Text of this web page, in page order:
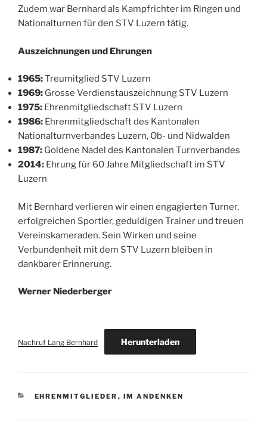
Zudem war Bernhard als Kampfrichter im Ringen und
Nationalturnen für den STV Luzern tätig.
Auszeichnungen und Ehrungen
1965:Treumitglied STV Luzern
1969: Grosse Verdienstauszeichnung STV Luzern
1975: Ehrenmitgliedschaft STV Luzern
1986: Ehrenmitgliedschaft des Kantonalen
Nationalturnverbandes Luzern, Ob- und Nidwalden
1987: Goldene Nadel des Kantonalen Turnverbandes
2014: Ehrung für 60 Jahre Mitgliedschaft im STV
Luzern
Mit Bernhard verlieren wir einen engagierten Turner,
erfolgreichen Sportler, geduldigen Trainer und treuen
Vereinskameraden. Sein Wirken und seine
Verbundenheit mit dem STV Luzern bleiben in
dankbarer Erinnerung.
Werner Niederberger
Nachruf Lang Bernhard Herunterladen
KATEGORIEN
EHRENMITGLIEDER , IM ANDENKEN